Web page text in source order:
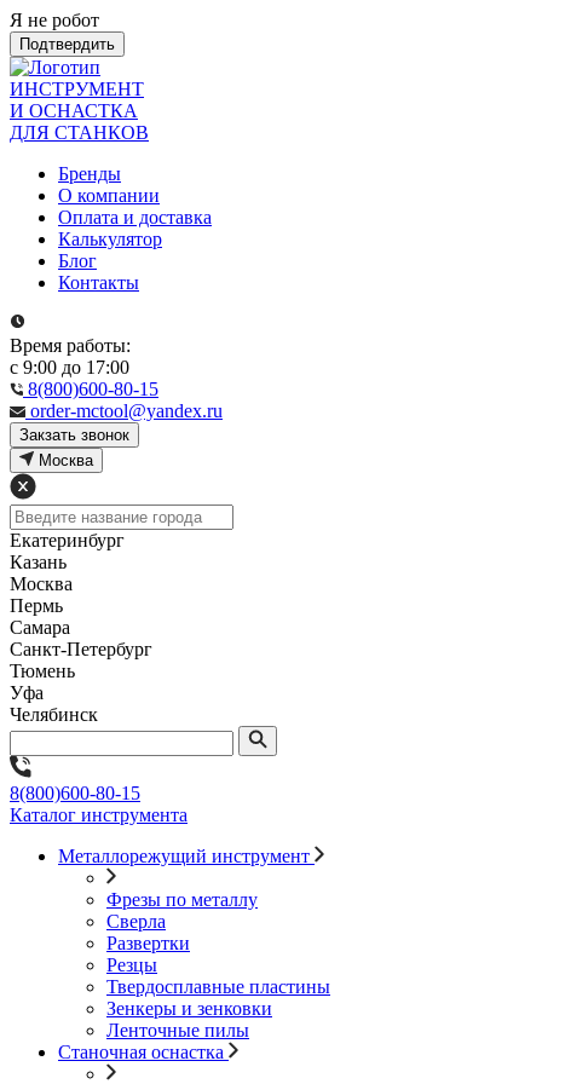
Я не робот
Подтвердить
ИНСТРУМЕНТ
И ОСНАСТКА
ДЛЯ СТАНКОВ
Бренды
О компании
Оплата и доставка
Калькулятор
Блог
Контакты
Время работы:
с 9:00 до 17:00
8(800)600-80-15
order-mctool@yandex.ru
Закзать звонок
Москва
Екатеринбург
Казань
Москва
Пермь
Самара
Санкт-Петербург
Тюмень
Уфа
Челябинск
8(800)600-80-15
Каталог инструмента
Металлорежущий инструмент
Фрезы по металлу
Сверла
Развертки
Резцы
Твердосплавные пластины
Зенкеры и зенковки
Ленточные пилы
Станочная оснастка